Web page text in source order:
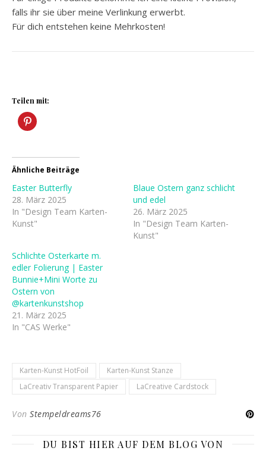
falls ihr sie über meine Verlinkung erwerbt.
Für dich entstehen keine Mehrkosten!
Teilen mit:
Ähnliche Beiträge
Easter Butterfly
28. März 2025
In "Design Team Karten-
Kunst"
Blaue Ostern ganz schlicht
und edel
26. März 2025
In "Design Team Karten-
Kunst"
Schlichte Osterkarte m.
edler Folierung | Easter
Bunnie+Mini Worte zu
Ostern von
@kartenkunstshop
21. März 2025
In "CAS Werke"
Karten-Kunst HotFoil
Karten-Kunst Stanze
LaCreativ Transparent Papier
LaCreative Cardstock
Von Stempeldreams76
DU BIST HIER AUF DEM BLOG VON